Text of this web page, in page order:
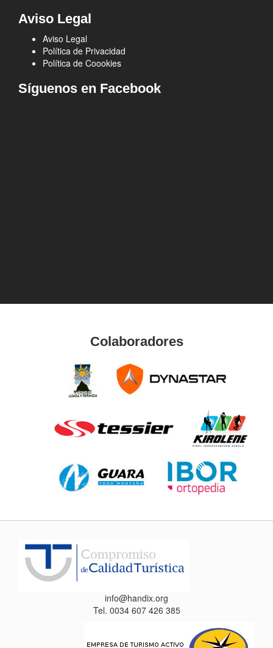
Aviso Legal
Aviso Legal
Política de Privacidad
Política de Coookies
Síguenos en Facebook
Colaboradores
info@handix.org
Tel. 0034 607 426 385